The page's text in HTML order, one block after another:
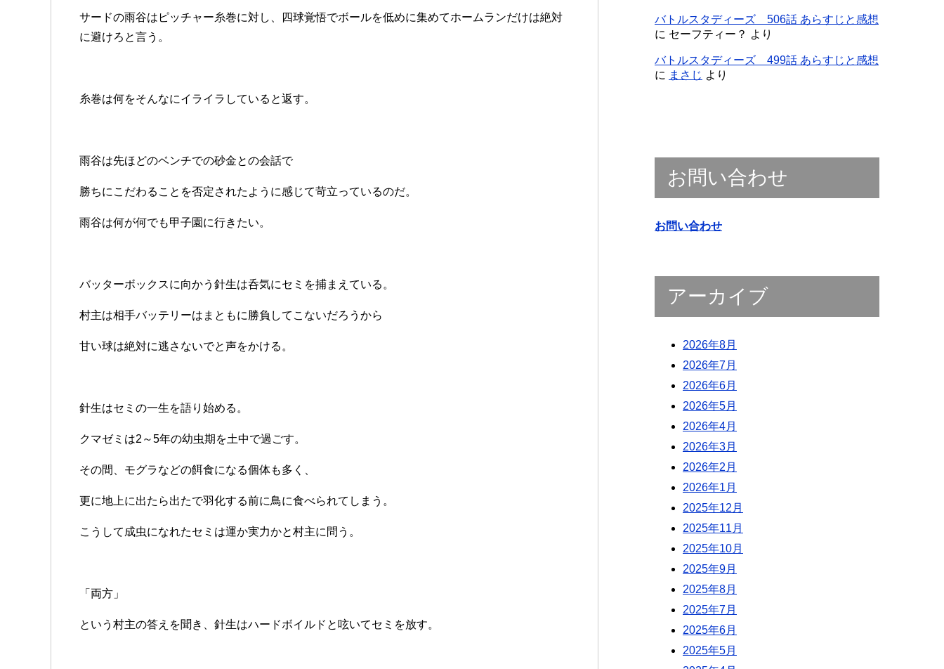
サードの雨谷はピッチャー糸巻に対し、四球覚悟でボールを低めに集めてホームランだけは絶対
に避けろと言う。
糸巻は何をそんなにイライラしていると返す。
雨谷は先ほどのベンチでの砂金との会話で
勝ちにこだわることを否定されたように感じて苛立っているのだ。
雨谷は何が何でも甲子園に行きたい。
バッターボックスに向かう針生は呑気にセミを捕まえている。
村主は相手バッテリーはまともに勝負してこないだろうから
甘い球は絶対に逃さないでと声をかける。
針生はセミの一生を語り始める。
クマゼミは2～5年の幼虫期を土中で過ごす。
その間、モグラなどの餌食になる個体も多く、
更に地上に出たら出たで羽化する前に鳥に食べられてしまう。
こうして成虫になれたセミは運か実力かと村主に問う。
「両方」
という村主の答えを聞き、針生はハードボイルドと呟いてセミを放す。
バトルスタディーズ 506話 あらすじと感想
に セーフティー？ より
バトルスタディーズ 499話 あらすじと感想
に まさじ より
お問い合わせ
お問い合わせ
アーカイブ
2026年8月
2026年7月
2026年6月
2026年5月
2026年4月
2026年3月
2026年2月
2026年1月
2025年12月
2025年11月
2025年10月
2025年9月
2025年8月
2025年7月
2025年6月
2025年5月